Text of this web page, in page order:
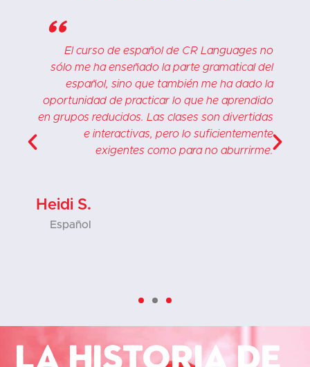
" El curso de español de CR Languages no
sólo me ha enseñado la parte gramatical del
español, sino que también me ha dado la
oportunidad de practicar lo que he aprendido
en grupos reducidos. Las clases son divertidas
e interactivas, pero lo suficientemente
exigentes como para no aburrirme.
Heidi S.
Español
La historia de